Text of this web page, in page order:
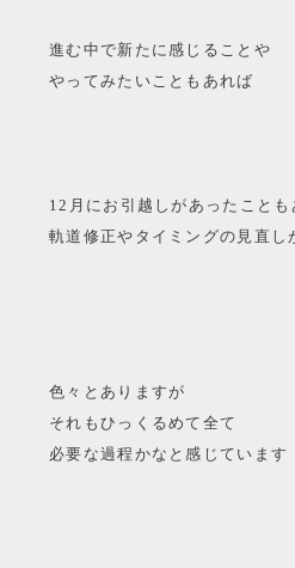
進む中で新たに感じることや
やってみたいこともあれば
12月にお引越しがあったことも
軌道修正やタイミングの見直し
色々とありますが
それもひっくるめて全て
必要な過程かなと感じています